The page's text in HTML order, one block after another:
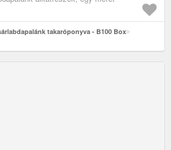
takaróponyva - B100 Box